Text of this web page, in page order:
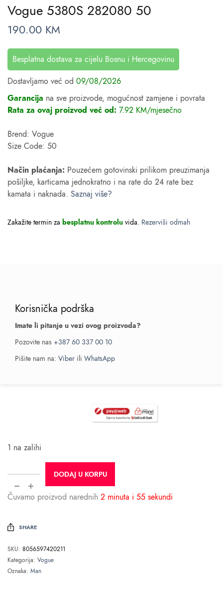
Vogue 5380S 282080 50
190.00 KM
Besplatna dostava za cijelu Bosnu i Hercegovinu
Dostavljamo već od 09/08/2026
Garancija na sve proizvode, mogućnost zamjene i povrata
Rata za ovaj proizvod već od: 7.92 KM/mjesečno
Brend: Vogue
Size Code: 50
Način plaćanja: Pouzećem gotovinski prilikom preuzimanja
pošiljke, karticama jednokratno i na rate do 24 rate bez
kamata i naknada. Saznaj više?
Zakažite termin zabesplatnu kontrolu vida. Rezerviši odmah
Korisnička podrška
Imate li pitanje u vezi ovog proizvoda?
Pozovite nas +387 60 337 00 10
Pišite nam na:Viber iliWhatsApp
1 na zalihi
DODAJ U KORPU
Čuvamo proizvod narednih 2 minuta i 55 sekundi
SHARE
SKU: 8056597420211
Kategorija: Vogue
Oznaka: Man